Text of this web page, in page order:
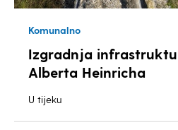
Komunalno
Izgradnja
Alberta Heinricha
U tijeku